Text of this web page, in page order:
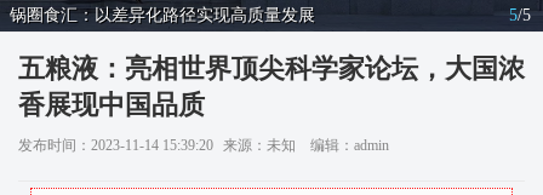
锅圈食汇：以差异化路径实现高质量发展 5/5
五粮液：亮相世界顶尖科学家论坛，大国浓
香展现中国品质
发布时间：2023-11-14 15:39:20 来源：未知 编辑：admin